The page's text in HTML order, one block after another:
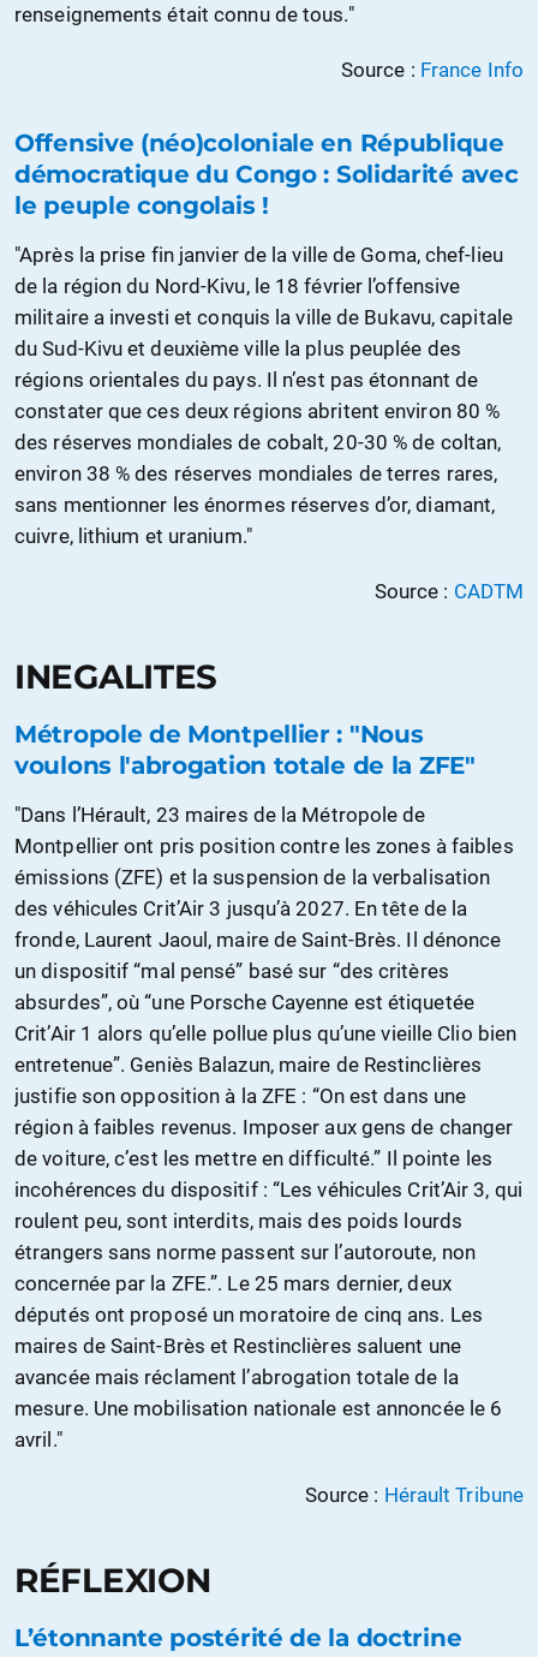
renseignements était connu de tous."
Source : France Info
Offensive (néo)coloniale en République
démocratique du Congo : Solidarité avec
le peuple congolais !
"Après la prise fin janvier de la ville de Goma, chef-lieu
de la région du Nord-Kivu, le 18 février l’offensive
militaire a investi et conquis la ville de Bukavu, capitale
du Sud-Kivu et deuxième ville la plus peuplée des
régions orientales du pays. Il n’est pas étonnant de
constater que ces deux régions abritent environ 80 %
des réserves mondiales de cobalt, 20-30 % de coltan,
environ 38 % des réserves mondiales de terres rares,
sans mentionner les énormes réserves d’or, diamant,
cuivre, lithium et uranium."
Source : CADTM
INEGALITES
Métropole de Montpellier : "Nous
voulons l'abrogation totale de la ZFE"
"Dans l’Hérault, 23 maires de la Métropole de
Montpellier ont pris position contre les zones à faibles
émissions (ZFE) et la suspension de la verbalisation
des véhicules Crit’Air 3 jusqu’à 2027. En tête de la
fronde, Laurent Jaoul, maire de Saint-Brès. Il dénonce
un dispositif “mal pensé” basé sur “des critères
absurdes”, où “une Porsche Cayenne est étiquetée
Crit’Air 1 alors qu’elle pollue plus qu’une vieille Clio bien
entretenue”. Geniès Balazun, maire de Restinclières
justifie son opposition à la ZFE : “On est dans une
région à faibles revenus. Imposer aux gens de changer
de voiture, c’est les mettre en difficulté.” Il pointe les
incohérences du dispositif : “Les véhicules Crit’Air 3, qui
roulent peu, sont interdits, mais des poids lourds
étrangers sans norme passent sur l’autoroute, non
concernée par la ZFE.”. Le 25 mars dernier, deux
députés ont proposé un moratoire de cinq ans. Les
maires de Saint-Brès et Restinclières saluent une
avancée mais réclament l’abrogation totale de la
mesure. Une mobilisation nationale est annoncée le 6
avril."
Source : Hérault Tribune
RÉFLEXION
L’étonnante postérité de la doctrine